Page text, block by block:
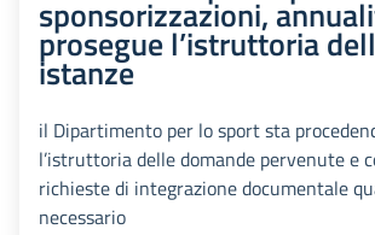
sponsorizzazioni,
prosegue l’istruttoria
istanze
il Dipartimento per lo sport sta
l’istruttoria delle domande pervenute e
richieste di integrazione documentale
necessario